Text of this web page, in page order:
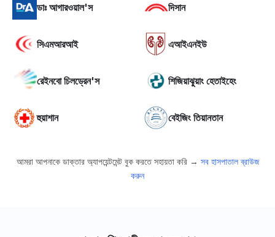
ডাঃ আগারওয়াল'স দিসান
সিএমআরআই এআইএনইউ
রেইনবো চিলড্রেন'স শিজিয়াঝুয়াং হেতাইহেং
হুয়াশান বেইজিং তিয়ানতান
আমরা আপনাকে ডাক্তার অ্যাপয়েন্টমেন্ট বুক করতে সহায়তা করি → সব হাসপাতাল ব্রাউজ
করুন